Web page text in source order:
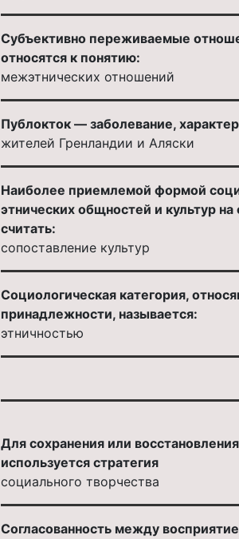
Субъективно переживаемые
относятся к понятию:
межэтнических отношений
Публокток — заболевание,
жителей Гренландии и Аляски
Наиболее приемлемой формой
этнических общностей и культур
считать:
сопоставление культур
Социологическая категория,
принадлежности, называется:
этничностью
Для сохранения или
используется стратегия
социального творчества
Согласованность между